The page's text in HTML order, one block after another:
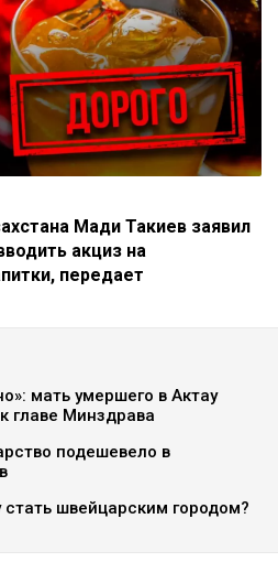
Мади Такиев заявил
акциз на
передает
мать умершего в Актау
главе Минздрава
подешевело в
швейцарским городом?